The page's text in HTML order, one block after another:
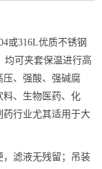
或316L优质不锈钢
均可夹套保温进行高
、强酸、强碱腐
料、生物医药、化
药行业尤其适用于大
滤液无残留；吊装